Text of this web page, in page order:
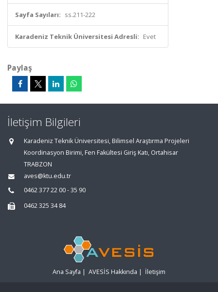
Sayfa Sayıları: ss.211-222
Karadeniz Teknik Üniversitesi Adresli: Evet
Paylaş
İletişim Bilgileri
Karadeniz Teknik Üniversitesi, Bilimsel Araştırma Projeleri
Koordinasyon Birimi, Fen Fakültesi Giriş Katı, Ortahisar
TRABZON
aves@ktu.edu.tr
0462 377 22 00 - 35 90
0462 325 34 84
Ana Sayfa | AVESİS Hakkında | İletişim